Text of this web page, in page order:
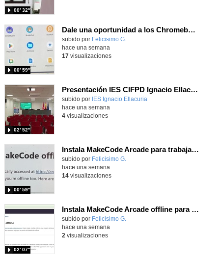
00′ 32″
Dale una oportunidad a los Chromebooks y utiliza un proyector para realizar talleres si no tienes pantallas táctiles
Contenido educativo.
subido por Felicisimo G.
00′ 59″
hace una semana
17visualizaciones
Presentación IES CIFPD Ignacio Ellacuría
Contenido educativo.
subido por IES Ignacio Ellacuria
02′ 52″
hace una semana
4visualizaciones
Instala MakeCode Arcade para trabajar offline en tu tablet, ordenador, Chromebook
Contenido educativo.
subido por Felicisimo G.
00′ 59″
hace una semana
14visualizaciones
Instala MakeCode Arcade offline para programar grandes juegos sin necesidad de Internet
Contenido educativo.
subido por Felicisimo G.
02′ 07″
hace una semana
2 visualizaciones